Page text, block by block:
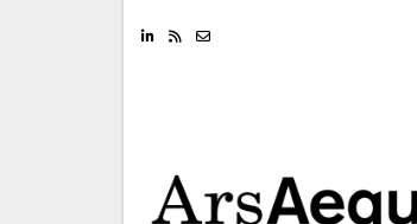
LinkedinRSS feed